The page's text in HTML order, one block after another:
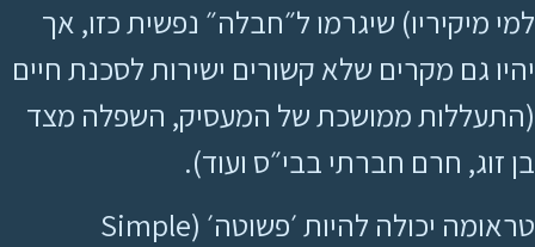
למי מיקיריו) שיגרמו ל״חבלה״ נפשית כזו, אך
יהיו גם מקרים שלא קשורים ישירות לסכנת חיים
(התעללות ממושכת של המעסיק, השפלה מצד
בן זוג, חרם חברתי בבי״ס ועוד).
טראומה יכולה להיות ׳פשוטה׳ (Simple